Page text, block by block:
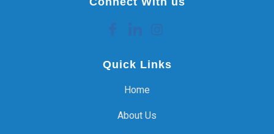
Quick Links
Home
About Us